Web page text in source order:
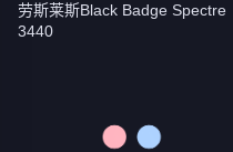
劳斯莱斯Black Badge Spectre
3440